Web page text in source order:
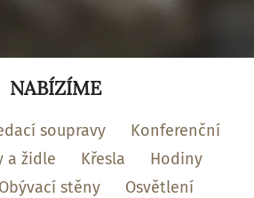
NABÍZÍME
soupravy
Konferenční
a židle Křesla
Hodiny
Obývací stěny
Osvětlení